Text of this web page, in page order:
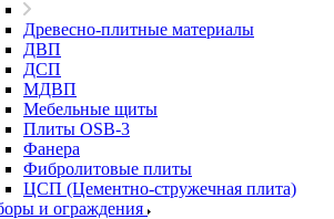
Древесно-плитные материалы
ДВП
ДСП
МДВП
Мебельные щиты
Плиты OSB-3
Фанера
Фибролитовые плиты
ЦСП (Цементно-стружечная плита)
и ограждения